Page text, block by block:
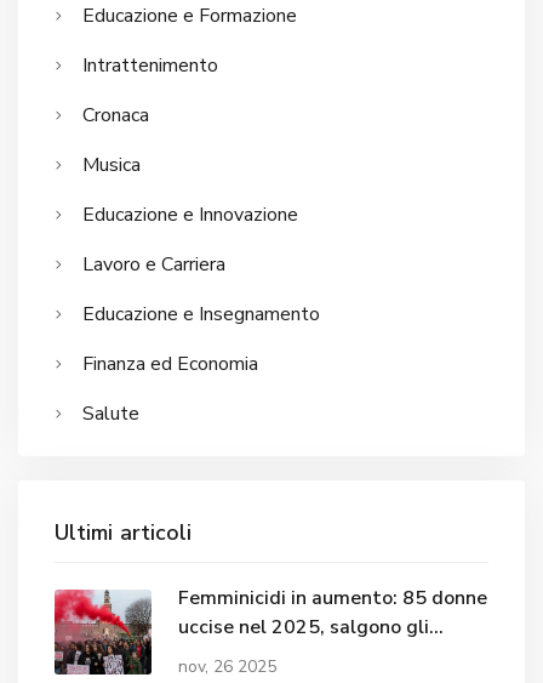
Educazione e Formazione
Intrattenimento
Cronaca
Musica
Educazione e Innovazione
Lavoro e Carriera
Educazione e Insegnamento
Finanza ed Economia
Salute
Ultimi articoli
Femminicidi in aumento: 85 donne
uccise nel 2025, salgono gli
overkilling al 22,4%
nov, 26 2025